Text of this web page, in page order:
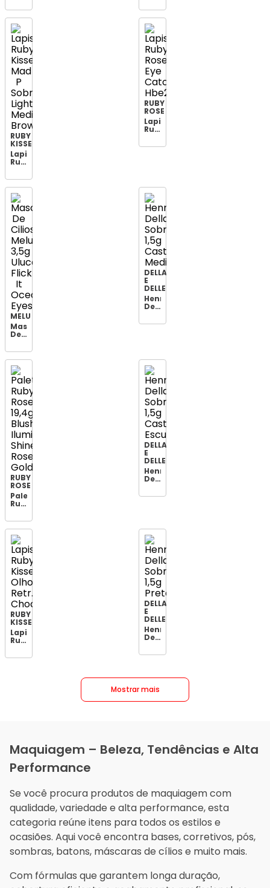
Liss
Xô
Frizz
10g
Ruby
Kisse
Magic
Size
RUBY
KISSES
Lapis
Ruby
Mad
P
Sobran
Light
Medium
Brown
RUBY
ROSE
Lapis
Ruby
Eye
MELU
Mascara
De
Melu
3,5g
Uluca
Flick
It
Ocean
Eyes
DELLA
E
DELLE
Henna
Della&dell
1,5g
RUBY
ROSE
Paleta
Ruby
19,4g
Blush
Ilumi
Shine
Rose
Gold
DELLA
E
DELLE
Henna
Della&dell
1,5g
RUBY
KISSES
Lapis
Ruby
Olhos
DELLA
E
DELLE
Henna
Della&dell
1,5g
Mostrar mais
Maquiagem – Beleza, Tendências e Alta
Performance
Se você procura produtos de maquiagem com
qualidade, variedade e alta performance, esta
categoria reúne itens para todos os estilos e
ocasiões. Aqui você encontra bases, corretivos, pós,
sombras, batons, máscaras de cílios e muito mais.
Com fórmulas que garantem longa duração,